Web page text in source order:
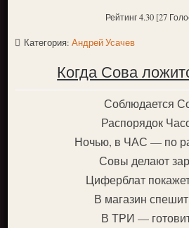
ПЕРЕЙТИ К ГЛАВНОМУ МЕНЮ СКАЗОК
Новое
Популярное
Рейтинг 4.30 [27
Категория:Андрей Усачев
Когда Сова
Соблюдается
Распорядок
Ночью, в ЧАС — по
Совы делают
Циферблат
В магазин
В ТРИ —